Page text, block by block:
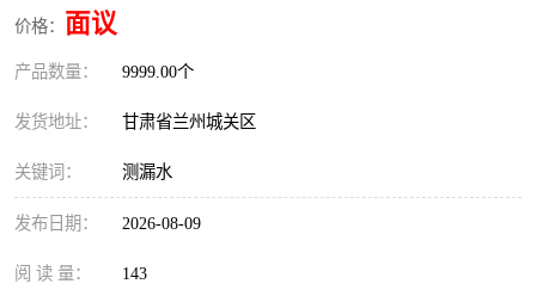
价格： 面议
产品数量： 9999.00个
发货地址： 甘肃省兰州城关区
关键词： 测漏水
发布日期： 2026-08-09
阅 读 量： 143